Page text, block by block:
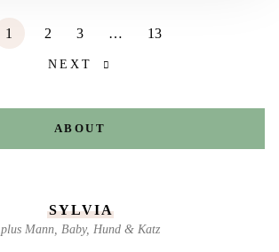
1 2 3 … 13
NEXT
ABOUT
SYLVIA
plus Mann, Baby, Hund & Katz